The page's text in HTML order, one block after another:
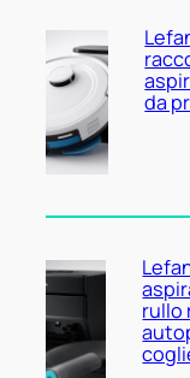
da
rullo